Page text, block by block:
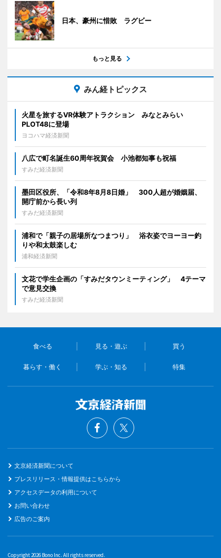
日本、豪州に惜敗 ラグビー
もっと見る
みん経トピックス
火星を旅するVR体験アトラクション みなとみらい
PLOT48に登場
ヨコハマ経済新聞
八広で町名誕生60周年祝賀会 小池都知事も祝福
すみだ経済新聞
墨田区役所、「令和8年8月8日婚」 300人超が婚姻届、
開庁前から長い列
すみだ経済新聞
浦和で「親子の居場所なつまつり」 浴衣姿でヨーヨー釣
りや和太鼓楽しむ
浦和経済新聞
文花で学生企画の「すみだタウンミーティング」 4テーマ
で意見交換
すみだ経済新聞
食べる 見る・遊ぶ 買う
暮らす・働く 学ぶ・知る 特集
文京経済新聞について
プレスリリース・情報提供はこちらから
アクセスデータの利用について
お問い合わせ
広告のご案内
Copyright 2026 Bono Inc. All rights reserved.